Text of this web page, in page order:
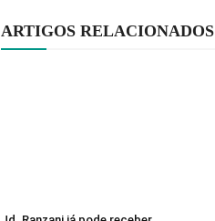
ARTIGOS RELACIONADOS